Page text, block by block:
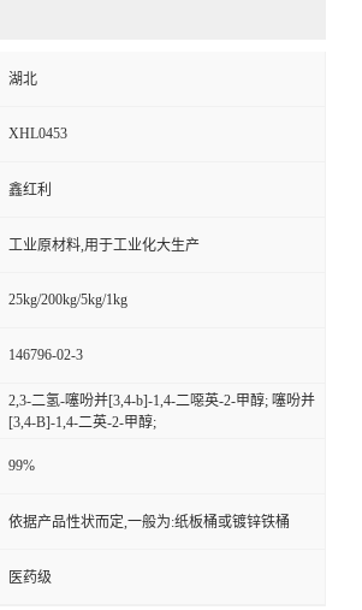
湖北
XHL0453
鑫红利
工业原材料,用于工业化大生产
25kg/200kg/5kg/1kg
146796-02-3
2,3-二氢-噻吩并[3,4-b]-1,4-二噁英-2-甲醇; 噻吩并
[3,4-B]-1,4-二英-2-甲醇;
99%
依据产品性状而定,一般为:纸板桶或镀锌铁桶
医药级